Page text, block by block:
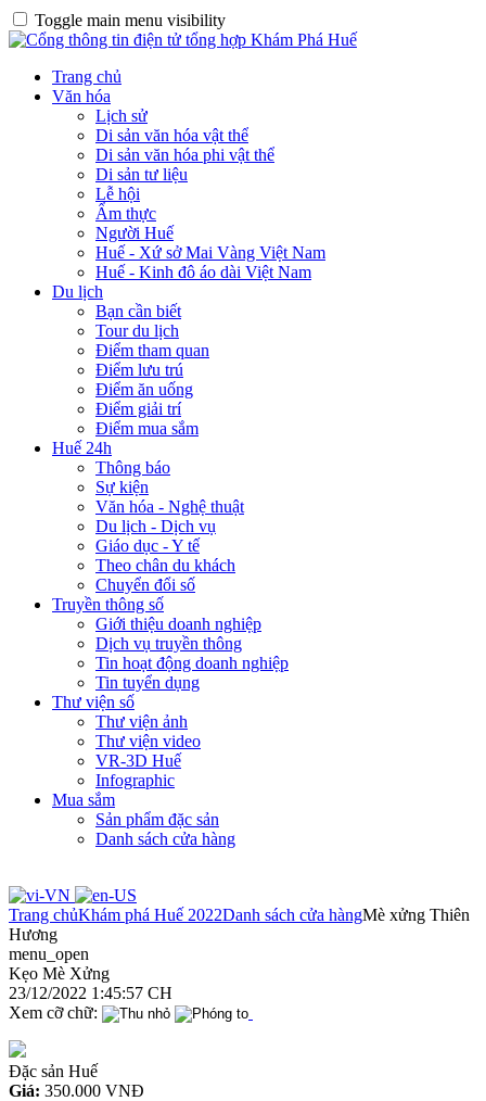
Toggle main menu visibility
Trang chủ
Văn hóa
Lịch sử
Di sản văn hóa vật thể
Di sản văn hóa phi vật thể
Di sản tư liệu
Lễ hội
Ẩm thực
Người Huế
Huế - Xứ sở Mai Vàng Việt Nam
Huế - Kinh đô áo dài Việt Nam
Du lịch
Bạn cần biết
Tour du lịch
Điểm tham quan
Điểm lưu trú
Điểm ăn uống
Điểm giải trí
Điểm mua sắm
Huế 24h
Thông báo
Sự kiện
Văn hóa - Nghệ thuật
Du lịch - Dịch vụ
Giáo dục - Y tế
Theo chân du khách
Chuyển đổi số
Truyền thông số
Giới thiệu doanh nghiệp
Dịch vụ truyền thông
Tin hoạt động doanh nghiệp
Tin tuyển dụng
Thư viện số
Thư viện ảnh
Thư viện video
VR-3D Huế
Infographic
Mua sắm
Sản phẩm đặc sản
Danh sách cửa hàng
Trang chủKhám phá Huế 2022Danh sách cửa hàngMè xửng Thiên
Hương
menu_open
Kẹo Mè Xửng
23/12/2022 1:45:57 CH
Xem cỡ chữ:
Đặc sản Huế
Giá: 350.000 VNĐ